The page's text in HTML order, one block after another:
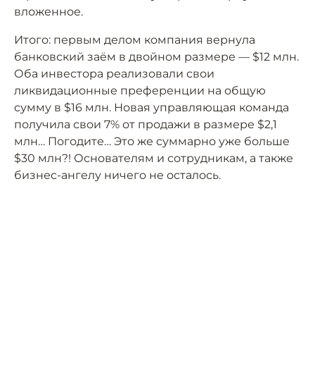
вложенное.
Итого: первым делом компания вернула
банковский заём в двойном размере — $12 млн.
Оба инвестора реализовали свои
ликвидационные преференции на общую
сумму в $16 млн. Новая управляющая команда
получила свои 7% от продажи в размере $2,1
млн… Погодите… Это же суммарно уже больше
$30 млн?! Основателям и сотрудникам, а также
бизнес-ангелу ничего не осталось.